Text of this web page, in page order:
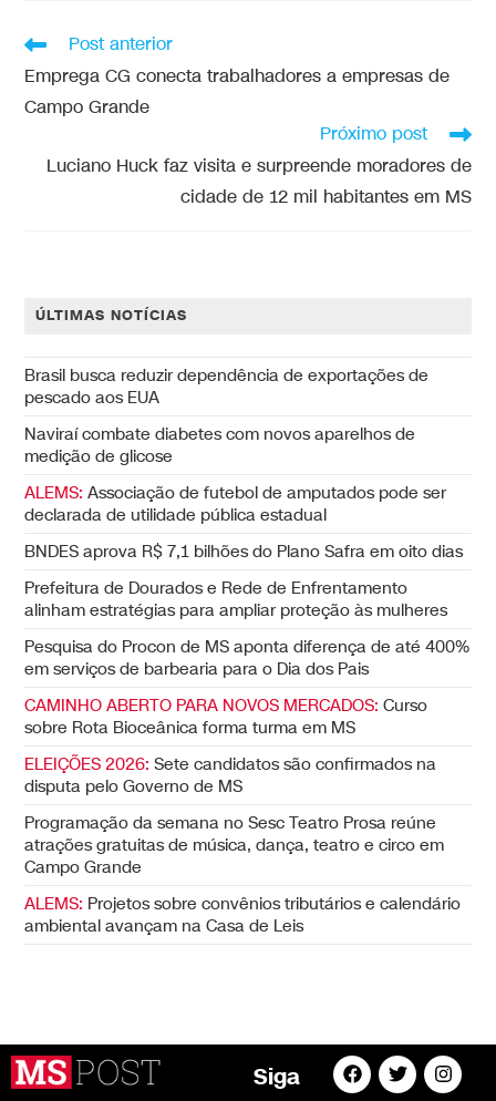
Post anterior
Emprega CG conecta trabalhadores a empresas de
Campo Grande
Próximo post
Luciano Huck faz visita e surpreende moradores de
cidade de 12 mil habitantes em MS
ÚLTIMAS NOTÍCIAS
Brasil busca reduzir dependência de exportações de
pescado aos EUA
Naviraí combate diabetes com novos aparelhos de
medição de glicose
ALEMS: Associação de futebol de amputados pode ser
declarada de utilidade pública estadual
BNDES aprova R$ 7,1 bilhões do Plano Safra em oito dias
Prefeitura de Dourados e Rede de Enfrentamento
alinham estratégias para ampliar proteção às mulheres
Pesquisa do Procon de MS aponta diferença de até 400%
em serviços de barbearia para o Dia dos Pais
CAMINHO ABERTO PARA NOVOS MERCADOS: Curso
sobre Rota Bioceânica forma turma em MS
ELEIÇÕES 2026: Sete candidatos são confirmados na
disputa pelo Governo de MS
Programação da semana no Sesc Teatro Prosa reúne
atrações gratuitas de música, dança, teatro e circo em
Campo Grande
ALEMS: Projetos sobre convênios tributários e calendário
ambiental avançam na Casa de Leis
Siga